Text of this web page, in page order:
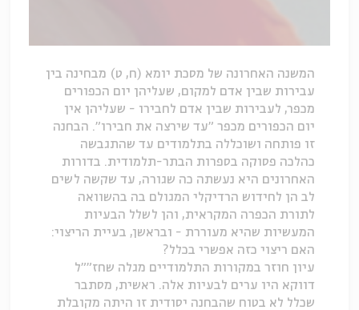
המשנה האחרונה של מסכת יומא (ח, ט) מבחינה בין
עבירות שבין אדם למקום, שעליהן יום הכפורים
מכפר, לעבירות שבין אדם לחבירו - שעליהן אין
יום הכפורים מכפר "עד שירצה את חבירו". הבחנה
זו פותחה ושוכללה בתלמודים עד שהתגבשה
כהלכה פסוקה בספרות הבתר-תלמודית. בדורות
האחרונים היא נעשתה כה שגורה, עד שקשה לשים
לב הן לחידוש הרדיקלי המגולם בה בהשוואה
לתורת הכפרה המקראית, והן לשלל הבעיות
המעשיות שהיא מעוררת - ובראשן, בעיית הריצוי:
האם ריצוי כזה אפשרי בכלל?
עיון חוזר במקורות התלמודיים מגלה שחז""ל
דווקא היו ערים לבעיות אלה. ראשית, מסתבר
שכלל לא בטוח שהבחנה יסודית זו היתה מקובלת